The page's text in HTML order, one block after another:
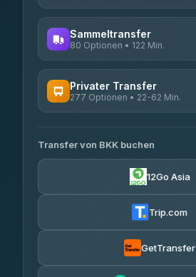
Limo Bus Airport Express
Limobus
3.88(8)
Sammeltransfer
80 Optionen • 122 Min.
Andaman Shuttle
Privater Transfer
277 Optionen • 22-62 Min.
Torch
4.71(1,244)
Khamkhun Tour And Travel
Transfer von BKK buchen
12Go Asia
Trip.com
GetTransfer